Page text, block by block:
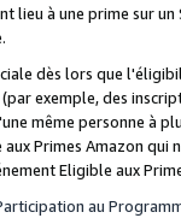
lieu à une prime sur
dès lors que
exemple, des
même personne à
Primes Amazon qui
Eligible aux
au